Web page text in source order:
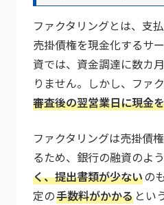
ファクタリングとは、支
売掛債権を現金化するサ
資では、資金調達に数カ
りません。しかし、ファ
審査後の翌営業日に現金
ファクタリングは売掛債
るため、銀行の融資のよ
く、提出書類が少ないの
定の手数料がかかる とい